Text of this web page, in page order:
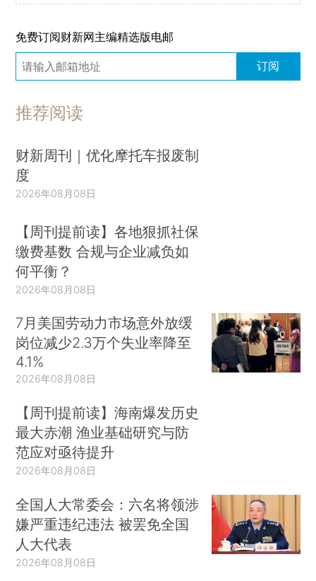
免费订阅财新网主编精选版电邮
订阅
推荐阅读
财新周刊｜优化摩托车报废制
度
2026年08月08日
【周刊提前读】各地狠抓社保
缴费基数 合规与企业减负如
何平衡？
2026年08月08日
7月美国劳动力市场意外放缓
岗位减少2.3万个失业率降至
4.1%
2026年08月08日
【周刊提前读】海南爆发历史
最大赤潮 渔业基础研究与防
范应对亟待提升
2026年08月08日
全国人大常委会：六名将领涉
嫌严重违纪违法 被罢免全国
人大代表
2026年08月08日